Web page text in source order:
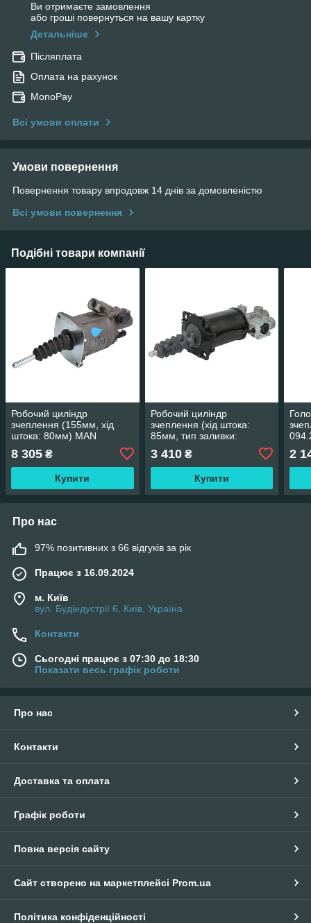
Ви отримаєте замовлення
або гроші повернуться на вашу картку
Детальніше
Післяплата
Оплата на рахунок
MonoPay
Всі умови оплати
Умови повернення
Повернення товару впродовж 14 днів за домовленістю
Всі умови повернення
Подібні товари компанії
Робочий циліндр
зчеплення (155мм, хід
штока: 80мм) MAN
8 305 ₴
Купити
Робочий циліндр
зчеплення (хід штока:
85мм, тип заливки:
MAN PNEUMATICS CS228
3 410₴
Купити
2
Про нас
97% позитивних з 66 відгуків за рік
Працює з 16.09.2024
м. Київ
вул. Будіндустрії 6, Київ, Україна
Контакти
Сьогодні працює з 07:30 до 18:30
Показати весь графік роботи
Про нас
Контакти
Доставка та оплата
Графік роботи
Повна версія сайту
Сайт створено на маркетплейсі Prom.ua
Політика конфіденційності